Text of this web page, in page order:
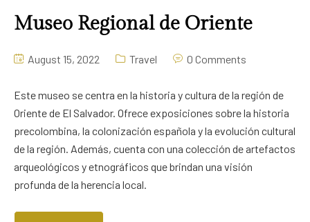
Museo Regional de Oriente
August 15, 2022 Travel 0 Comments
Este museo se centra en la historia y cultura de la región de
Oriente de El Salvador. Ofrece exposiciones sobre la historia
precolombina, la colonización española y la evolución cultural
de la región. Además, cuenta con una colección de artefactos
arqueológicos y etnográficos que brindan una visión
profunda de la herencia local.